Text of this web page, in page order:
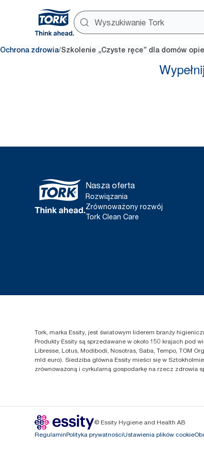
Ochrona zdrowia/Szkolenie „Czyste ręce” dla domów
Nasza oferta
Rozwiązania
Zrównoważony rozwój
Tork Clean Care
Tork, marka Essity, jest światowym liderem branży
Produkty Essity są sprzedawane w około 150 krajach pod
Libresse, Lotus, Modibodi, Nosotras, Saba, Tempo, TOM
mld euro). Siedziba główna Essity mieści się w
zrównoważoną i cyrkularną gospodarkę na rzecz zdrowia
© Essity Hygiene and Health AB
RegulaminPolityka prywatnościUstawienia plików cookie